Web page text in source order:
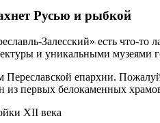
Русью и рыбкой
Залесский» есть что-
и уникальными музеями
епархии.
первых белокаменных